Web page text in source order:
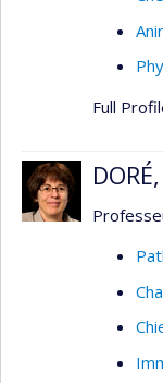
Full